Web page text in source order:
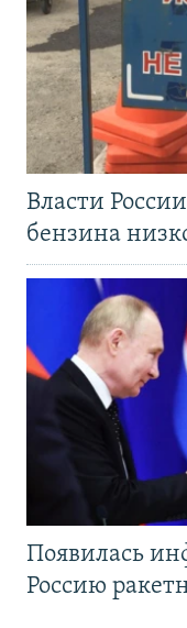
Власти
бензина
Появилась
Россию